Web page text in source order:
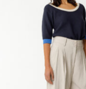
precio
original
era:
115,00 €.
precio
69,00 €.